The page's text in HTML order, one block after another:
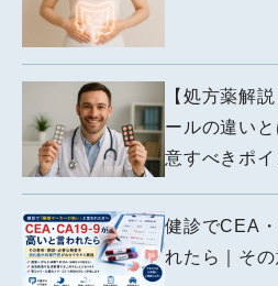
【処方薬解
ールの違い
意すべきポイ
健診でCEA
れたら｜そ